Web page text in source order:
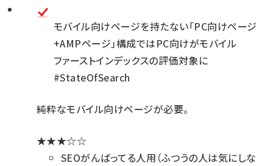
モバイル向けページを持たない「PC向けページ
+AMPページ」構成ではPC向けがモバイル
ファーストインデックスの評価対象に
#StateOfSearch
純粋なモバイル向けページが必要。
★★★☆☆
SEOがんばってる人用（ふつうの人は気にしな